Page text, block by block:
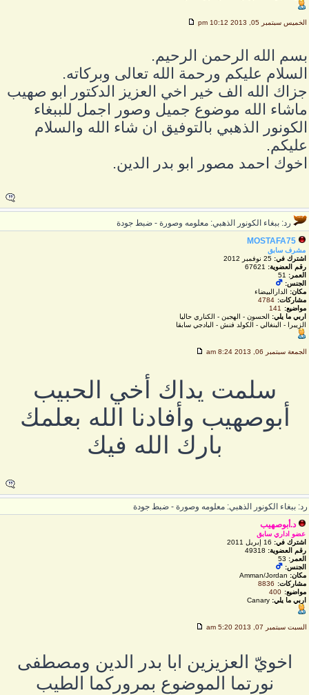
الخميس سبتمبر 05, 2013 10:12 pm
الله الرحمن الرحيم.
عليكم ورحمة الله تعالى وبركاته.
الله الف خير اخي العزيز الدكتور ابو صهيب
الله موضوع جميل وصور اجمل للببغاء
الذهبي بالتوفيق ان شاء الله والسلام
احمد مصور ابو بدر الدين.
رد: ببغاء الكونور الذهبي: معلومه وصورة - ضبط جودة
MOSTAFA75
مشرف سابق
اشترك في:25 نوفمبر 2012
رقم العضوية:67621
العمر: 51
الجنس:
مكان:الدارالبيضاء
مشاركات:
4784
مواضيع:
141
اربي ما يلي:الحسون - الهجين - الكناري حاليا
الزيبرا - البنغالي - الكولد فنش - البادجي سابقا
الجمعة سبتمبر 06, 2013 8:24 am
سلمت يداك أخي الحبيب
أبوصهيب وأفادنا الله بعلمك
بارك الله فيك
ببغاء الكونور الذهبي: معلومه وصورة - ضبط جودة
د.أبوصهيب
عضو اداري سابق
اشترك في:16 إبريل 2011
رقم العضوية:49318
العمر: 53
الجنس:
مكان:Amman/Jordan
مشاركات:
8836
مواضيع:
400
اربي ما يلي:Canary
السبت سبتمبر 07, 2013 5:20 am
اخويّ العزيزين ابا بدر الدين ومصطفى
نورتما الموضوع بمروركما الطيب